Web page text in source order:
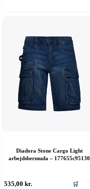
Diadora Stone Cargo Light
arbejdsbermuda – 177655c95130
535,00kr. 🛒